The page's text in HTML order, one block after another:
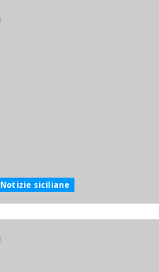
Notizie siciliane